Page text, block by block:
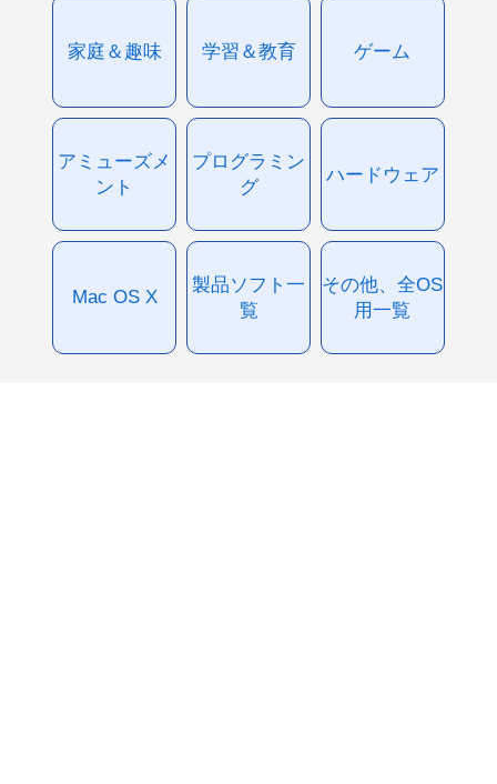
家庭＆趣味 学習＆教育 ゲーム
アミューズメ
ント
プログラミン
グ
ハードウェア
Mac OS X
製品ソフト一
覧
その他、全OS
用一覧